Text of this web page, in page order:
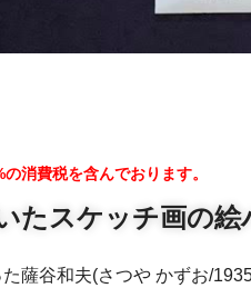
消費税を含んでおります。
たスケッチ画の